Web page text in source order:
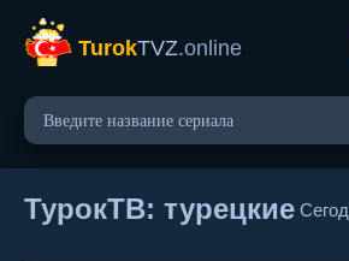
TurokTVZ.online
ТурокТВ: турецкие